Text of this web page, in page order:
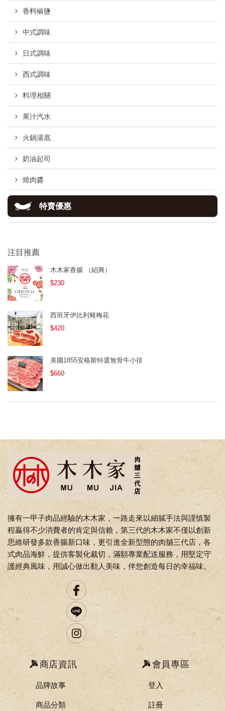
香料椒鹽
中式調味
日式調味
西式調味
料理相關
果汁汽水
火鍋湯底
奶油起司
燒肉醬
特賣優惠
注目推薦
木木家香腸 （紹興）
$230
西班牙伊比利豬梅花
$420
美國1855安格斯特選無骨牛小排
$660
擁有一甲子肉品經驗的木木家，一路走來以細膩手法與謹慎製
程贏得不少消費者的肯定與信賴，第三代的木木家不僅以創新
思維研發多款香腸新口味，更引進全新型態的肉舖三代店，各
式肉品海鮮，提供客製化裁切，滿額專業配送服務，用堅定守
護經典風味，用誠心做出動人美味，伴您創造每日的幸福味。
商店資訊
品牌故事
商品分類
會員專區
登入
註冊